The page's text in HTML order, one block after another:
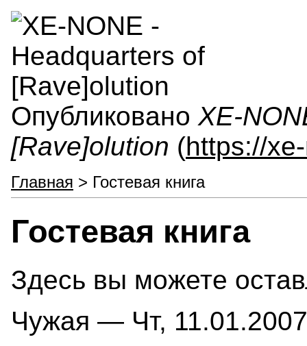
Опубликовано XE-
[Rave]olution (https://
Главная > Гостевая книга
Гостевая книга
Здесь вы можете
Чужая — Чт,